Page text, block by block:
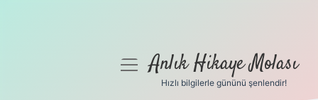
menüyüAnlık Hikaye Molası
Hızlı bilgilerle gününü şenlendir!